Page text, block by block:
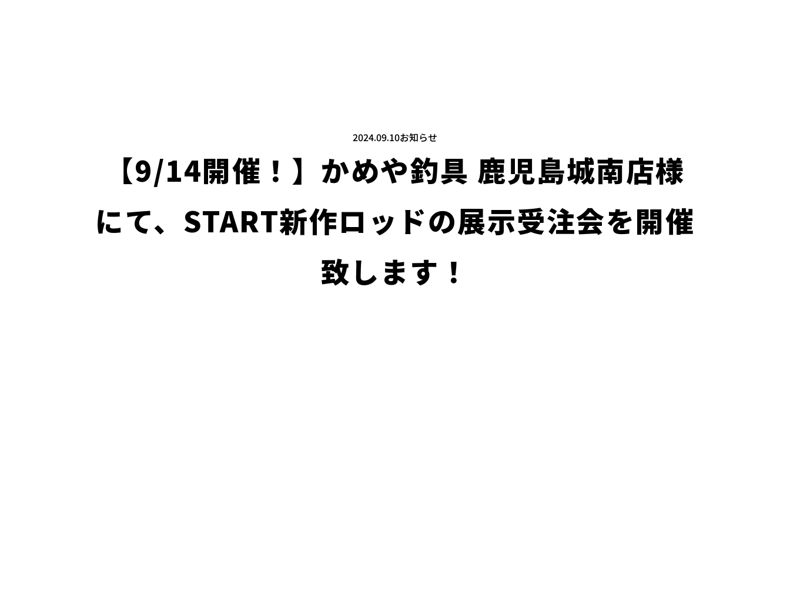
2024.09.10お知らせ
【9/14開催！】かめや釣具 鹿児島城南店様
にて、START新作ロッドの展示受注会を開催
致します！